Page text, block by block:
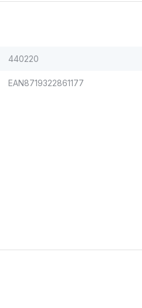
440220
EAN8719322861177